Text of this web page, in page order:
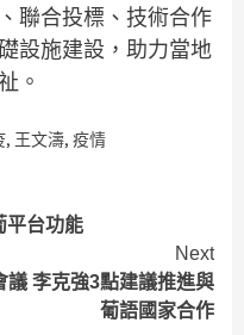
聯合投標、技術合作
設施建設，助力當地
。
, 王文濤, 疫情
平台功能
Next
議 李克強3點建議推進與
葡語國家合作